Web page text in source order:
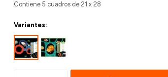
Contiene 5 cuadros de 21 x 28
Variantes: